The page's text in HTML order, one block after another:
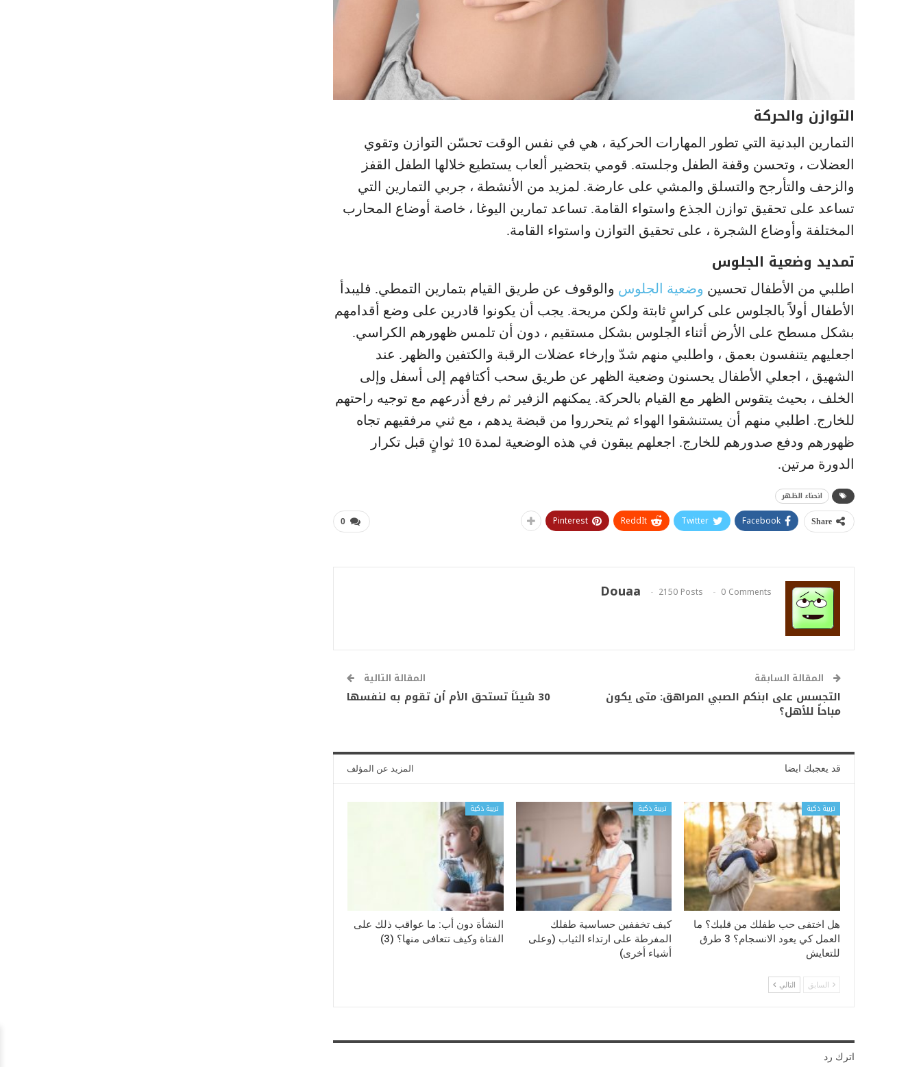
التوازن والحركة
التمارين البدنية التي تطور المهارات الحركية ، هي في نفس الوقت تحسّن التوازن وتقوي
العضلات ، وتحسن وقفة الطفل وجلسته. قومي بتحضير ألعاب يستطيع خلالها الطفل القفز
والزحف والتأرجح والتسلق والمشي على عارضة. لمزيد من الأنشطة ، جربي التمارين التي
تساعد على تحقيق توازن الجذع واستواء القامة. تساعد تمارين اليوغا ، خاصة أوضاع المحارب
المختلفة وأوضاع الشجرة ، على تحقيق التوازن واستواء القامة.
تمديد وضعية الجلوس
اطلبي من الأطفال تحسين وضعية الجلوس والوقوف عن طريق القيام بتمارين التمطي. فليبدأ
الأطفال أولاً بالجلوس على كراسٍ ثابتة ولكن مريحة. يجب أن يكونوا قادرين على وضع أقدامهم
بشكل مسطح على الأرض أثناء الجلوس بشكل مستقيم ، دون أن تلمس ظهورهم الكراسي.
اجعليهم يتنفسون بعمق ، واطلبي منهم شدّ وإرخاء عضلات الرقبة والكتفين والظهر. عند
الشهيق ، اجعلي الأطفال يحسنون وضعية الظهر عن طريق سحب أكتافهم إلى أسفل وإلى
الخلف ، بحيث يتقوس الظهر مع القيام بالحركة. يمكنهم الزفير ثم رفع أذرعهم مع توجيه راحتهم
للخارج. اطلبي منهم أن يستنشقوا الهواء ثم يتحرروا من قبضة يدهم ، مع ثني مرفقيهم تجاه
ظهورهم ودفع صدورهم للخارج. اجعلهم يبقون في هذه الوضعية لمدة 10 ثوانٍ قبل تكرار
الدورة مرتين.
انحناء الظهر
0 Share
Facebook
Twitter
ReddIt
Pinterest
Douaa 2150 Posts 0 Comments
المقالة السابقة
التجسس على ابنكم الصبي المراهق: متى يكون
مباحاً للأهل؟
المقالة التالية
30 شيئاَ تستحق الأم أن تقوم به لنفسها
قد يعجبك ايضا المزيد عن المؤلف
تربية ذكية
هل اختفى حب طفلك من قلبك؟ ما
العمل كي يعود الانسجام؟ 3 طرق
للتعايش
تربية ذكية
كيف تخففين حساسية طفلك
المفرطة على ارتداء الثياب (وعلى
أشياء أخرى)
تربية ذكية
النشأة دون أب: ما عواقب ذلك على
الفتاة وكيف تتعافى منها؟ (3)
السابق التالي
اترك رد